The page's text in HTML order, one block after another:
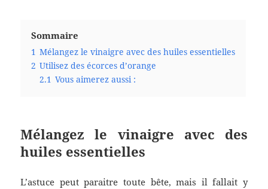
Sommaire
1 Mélangez le vinaigre avec des huiles essentielles
2 Utilisez des écorces d’orange
2.1 Vous aimerez aussi :
Mélangez le vinaigre avec des
huiles essentielles
L’astuce peut paraitre toute bête, mais il fallait y